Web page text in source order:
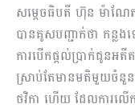
សម្តេចធិបតី ហ៊ុន ម៉ាណែត
បានគូសបញ្ជាក់ថា កន្លង
ការបើកផ្តល់ប្រាក់ជូនអ
ស្រាប់តែមានមតិមួយចំនួ
ថវិកា ហើយ ដែលការល